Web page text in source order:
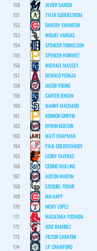
150
JAVIER SANOJA
151
TYLER SODERSTROM
152
DANSBY SWANSON
153
MIGUEL VARGAS
154
SPENCER TORKELSON
155
SPENCER HORWITZ
156
MICHAEL MASSEY
157
OSWALD PERAZA
158
JACOB YOUNG
159
CARTER JENSEN
160
MANNY MACHADO
161
KONNOR GRIFFIN
162
BYRON BUXTON
163
MATT CHAPMAN
164
PAUL GOLDSCHMIDT
165
LEODY TAVERAS
166
CEDRIC MULLINS
167
AUSTIN MARTIN
168
EZEQUIEL TOVAR
169
IAN HAPP
170
NICKY LOPEZ
171
MASATAKA YOSHIDA
172
JOSE RAMIREZ
173
VICTOR CARATINI
174
J.P. CRAWFORD